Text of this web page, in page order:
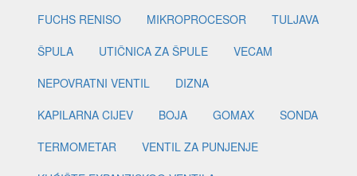
FUCHS RENISO
MIKROPROCESOR
TULJAVA
ŠPULA
UTIČNICA ZA ŠPULE
VECAM
NEPOVRATNI VENTIL
DIZNA
KAPILARNA CIJEV
BOJA GOMAX
SONDA
TERMOMETAR
VENTIL ZA PUNJENJE